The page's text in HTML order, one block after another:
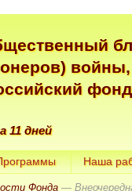
11 дней
Наша
Фонда —